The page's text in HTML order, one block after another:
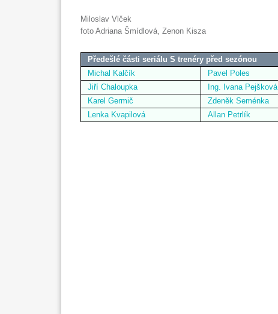
Miloslav Vlček
foto Adriana Šmídlová, Zenon Kisza
Předešlé části seriálu S trenéry před sezónou
Michal Kalčík
Pavel Poles
Jiří Chaloupka
Ing. Ivana Pejšková
Karel Germič
Zdeněk Seménka
Lenka Kvapilová
Allan Petrlík